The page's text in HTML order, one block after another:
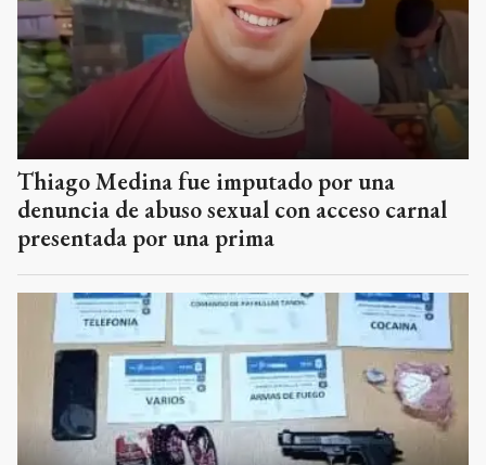
Thiago Medina fue imputado por una
denuncia de abuso sexual con acceso carnal
presentada por una prima